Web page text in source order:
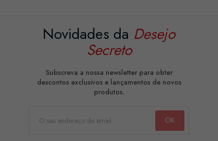
Novidades da Desejo
Secreto
Subscreva a nossa newsletter para obter
descontos exclusivos e lançamentos de novos
produtos.